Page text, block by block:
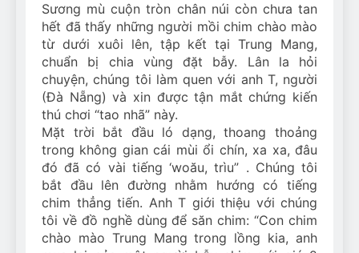
Sương mù cuộn tròn chân núi còn chưa tan
hết đã thấy những người mồi chim chào mào
từ dưới xuôi lên, tập kết tại Trung Mang,
chuẩn bị chia vùng đặt bẫy. Lân la hỏi
chuyện, chúng tôi làm quen với anh T, người
(Đà Nẵng) và xin được tận mắt chứng kiến
thú chơi “tao nhã” này.
Mặt trời bắt đầu ló dạng, thoang thoảng
trong không gian cái mùi ổi chín, xa xa, đâu
đó đã có vài tiếng ‘woău, trìu” . Chúng tôi
bắt đầu lên đường nhằm hướng có tiếng
chim thẳng tiến. Anh T giới thiệu với chúng
tôi về đồ nghề dùng để săn chim: “Con chim
chào mào Trung Mang trong lồng kia, anh